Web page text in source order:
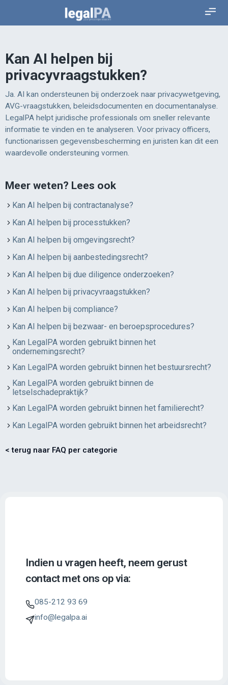
Kan AI helpen bij
privacyvraagstukken?
Ja. AI kan ondersteunen bij onderzoek naar privacywetgeving,
AVG-vraagstukken, beleidsdocumenten en documentanalyse.
LegalPA helpt juridische professionals om sneller relevante
informatie te vinden en te analyseren. Voor privacy officers,
functionarissen gegevensbescherming en juristen kan dit een
waardevolle ondersteuning vormen.
Meer weten? Lees ook
Kan AI helpen bij contractanalyse?
Kan AI helpen bij processtukken?
Kan AI helpen bij omgevingsrecht?
Kan AI helpen bij aanbestedingsrecht?
Kan AI helpen bij due diligence onderzoeken?
Kan AI helpen bij privacyvraagstukken?
Kan AI helpen bij compliance?
Kan AI helpen bij bezwaar- en beroepsprocedures?
Kan LegalPA worden gebruikt binnen het
ondernemingsrecht?
Kan LegalPA worden gebruikt binnen het bestuursrecht?
Kan LegalPA worden gebruikt binnen de
letselschadepraktijk?
Kan LegalPA worden gebruikt binnen het familierecht?
Kan LegalPA worden gebruikt binnen het arbeidsrecht?
< terug naar FAQ per categorie
Indien u vragen heeft, neem gerust
contact met ons op via:
085-212 93 69
info@legalpa.ai